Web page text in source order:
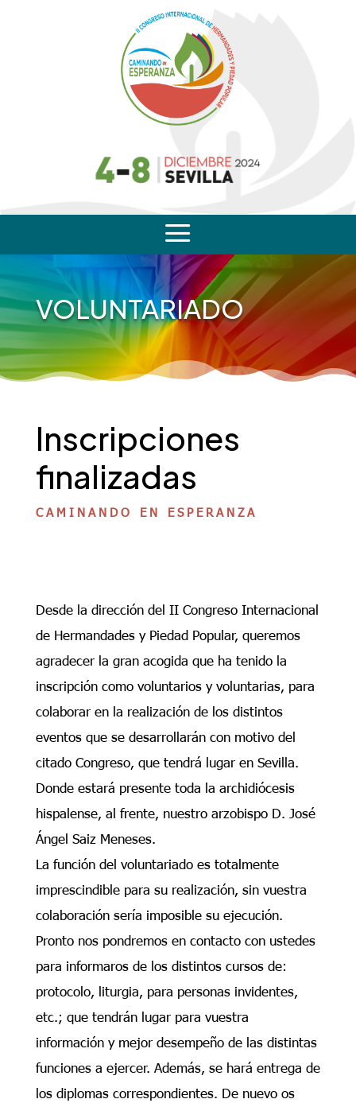
a
VOLUNTARIADO
Inscripciones
finalizadas
CAMINANDO EN ESPERANZA
Desde la dirección del II Congreso Internacional
de Hermandades y Piedad Popular, queremos
agradecer la gran acogida que ha tenido la
inscripción como voluntarios y voluntarias, para
colaborar en la realización de los distintos
eventos que se desarrollarán con motivo del
citado Congreso, que tendrá lugar en Sevilla.
Donde estará presente toda la archidiócesis
hispalense, al frente, nuestro arzobispo D. José
Ángel Saiz Meneses.
La función del voluntariado es totalmente
imprescindible para su realización, sin vuestra
colaboración sería imposible su ejecución.
Pronto nos pondremos en contacto con ustedes
para informaros de los distintos cursos de:
protocolo, liturgia, para personas invidentes,
etc.; que tendrán lugar para vuestra
información y mejor desempeño de las distintas
funciones a ejercer. Además, se hará entrega de
los diplomas correspondientes. De nuevo os